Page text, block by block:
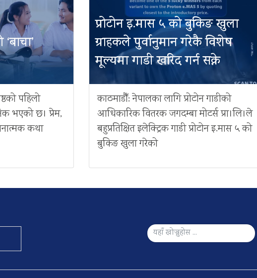
पहिलो
भएको छ। प्रेम,
कथा
प्रोटोन इ.मास ५ को बुकिङ खुला
ग्राहकले पुर्वानुमान गरेकै विशेष
मूल्यमा गाडी खरिद गर्न सक्ने
काठमाडौँ: नेपालका लागि प्रोटोन गाडीको
आधिकारिक वितरक जगदम्बा मोटर्स प्रा।लि।ले
बहुप्रतिक्षित इलेक्ट्रिक गाडी प्रोटोन इ.मास ५ को
बुकिङ खुला गरेको